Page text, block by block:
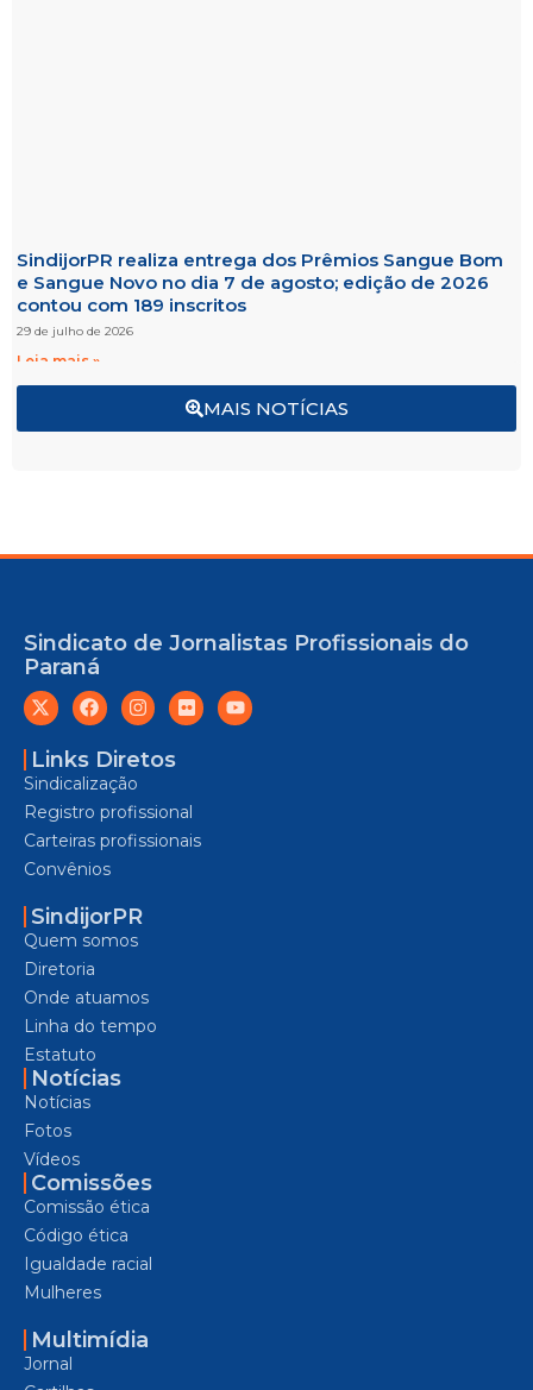
MAIS NOTÍCIAS
SindijorPR realiza entrega dos Prêmios Sangue Bom
e Sangue Novo no dia 7 de agosto; edição de 2026
contou com 189 inscritos
29 de julho de 2026
Leia mais »
Sindicato de Jornalistas Profissionais do
Paraná
Links Diretos
Sindicalização
Registro profissional
Carteiras profissionais
Convênios
SindijorPR
Quem somos
Diretoria
Onde atuamos
Linha do tempo
Estatuto
Notícias
Notícias
Fotos
Vídeos
Comissões
Comissão ética
Código ética
Igualdade racial
Mulheres
Multimídia
Jornal